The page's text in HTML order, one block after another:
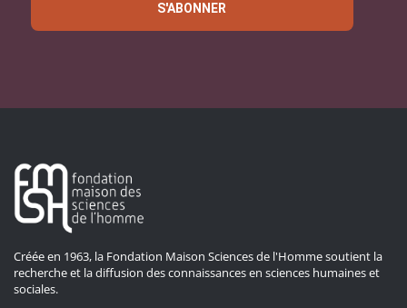
S'ABONNER
Créée en 1963, la Fondation Maison Sciences de l'Homme soutient la
recherche et la diffusion des connaissances en sciences humaines et
sociales.